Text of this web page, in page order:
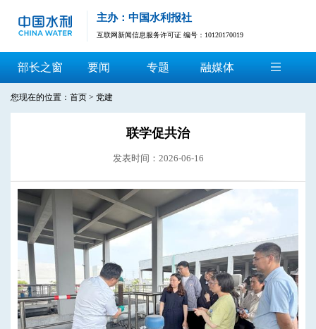
主办：中国水利报社
互联网新闻信息服务许可证 编号：10120170019
部长之窗 要闻 专题 融媒体
您现在的位置： 首页 > 党建
联学促共治
发表时间：2026-06-16